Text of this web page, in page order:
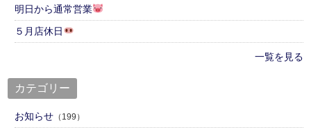
明日から通常営業
５月店休日
一覧を見る
カテゴリー
お知らせ （199）